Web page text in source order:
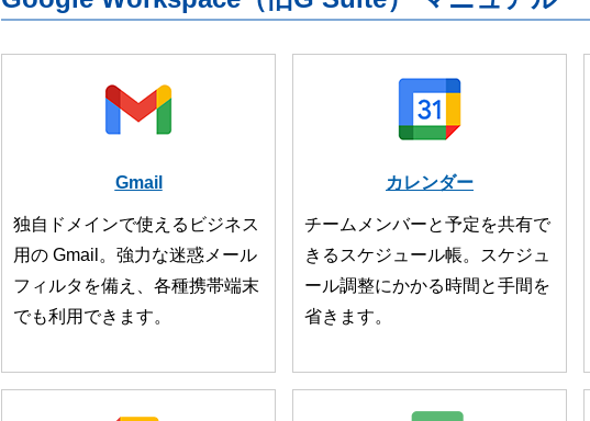
Gmail
独自ドメインで使えるビジネス
用の Gmail。強力な迷惑メール
フィルタを備え、各種携帯端末
でも利用できます。
カレンダー
チームメンバーと予定を共有で
きるスケジュール帳。スケジュ
ール調整にかかる時間と手間を
省きます。